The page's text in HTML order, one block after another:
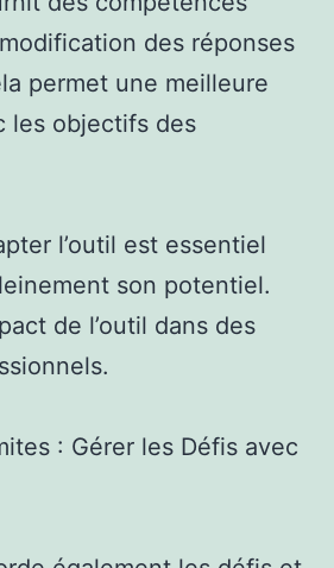
des réponses
permet une meilleure
les objectifs des
l’outil est essentiel
son potentiel.
de l’outil dans des
: Gérer les Défis avec